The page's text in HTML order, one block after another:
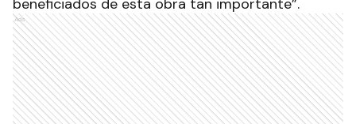
beneficiados de esta obra tan importante”.
Ads